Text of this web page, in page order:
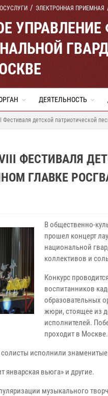
ЭЛЕКТРОННАЯ ПРИЕМНАЯ
ДЕЯТЕЛЬНОСТЬ
Фестиваля детской патриотической
ФЕСТИВАЛЯ
ГЛАВКЕ
В общественно-
прошел концерт
национальной
коллективов и
Конкурс
воспитанников
образовательных
жюри, стоящее из
исполнителей.
проходит в Москве.
исполнили
вьюга» и другие.
музыкального